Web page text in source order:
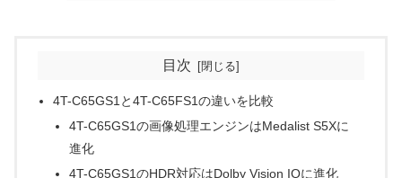
目次
4T-C65GS1と4T-C65FS1の違いを比較
4T-C65GS1の画像処理エンジンはMedalist S5Xに
進化
4T-C65GS1のHDR対応はDolby Vision IQに進化